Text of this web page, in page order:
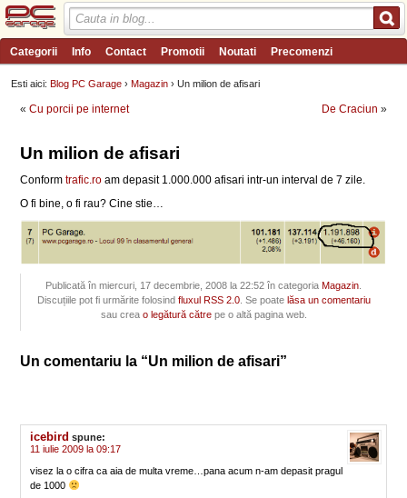
Categorii Info Contact Promotii Noutati Precomenzi
Review-uri Wishlist PC Garage TV Forum
Esti aici:Blog PC Garage ›Magazin › Un milion de afisari
«Cu porcii pe internet De Craciun »
Un milion de afisari
Conformtrafic.ro am depasit 1.000.000 afisari intr-un interval de 7 zile.
O fi bine, o fi rau? Cine stie…
Publicată în miercuri, 17 decembrie, 2008 la 22:52 în categoriaMagazin
Discuțiile pot fi urmărite folosind fluxul RSS 2.0. Se poate lăsa un comentariu
sau crea o legătură cătrepe o altă pagina web.
Un comentariu la “Un milion de afisari”
icebird spune:
11 iulie 2009 la 09:17
visez la o cifra ca aia de multa vreme…pana acum n-am depasit pragul
de 1000